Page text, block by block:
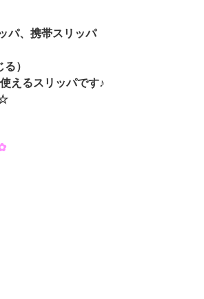
パ、携帯スリッパ
）
えるスリッパです♪